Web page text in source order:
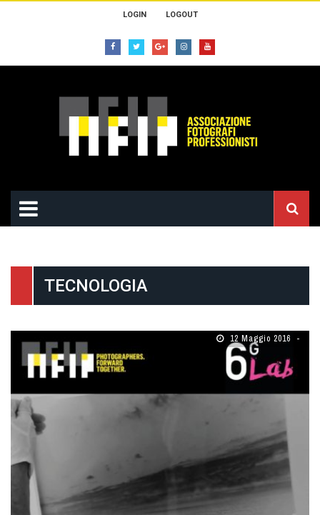
LOGIN LOGOUT
TECNOLOGIA
12 Maggio 2016